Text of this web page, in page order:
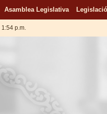
Asamblea Legislativa
p.m.